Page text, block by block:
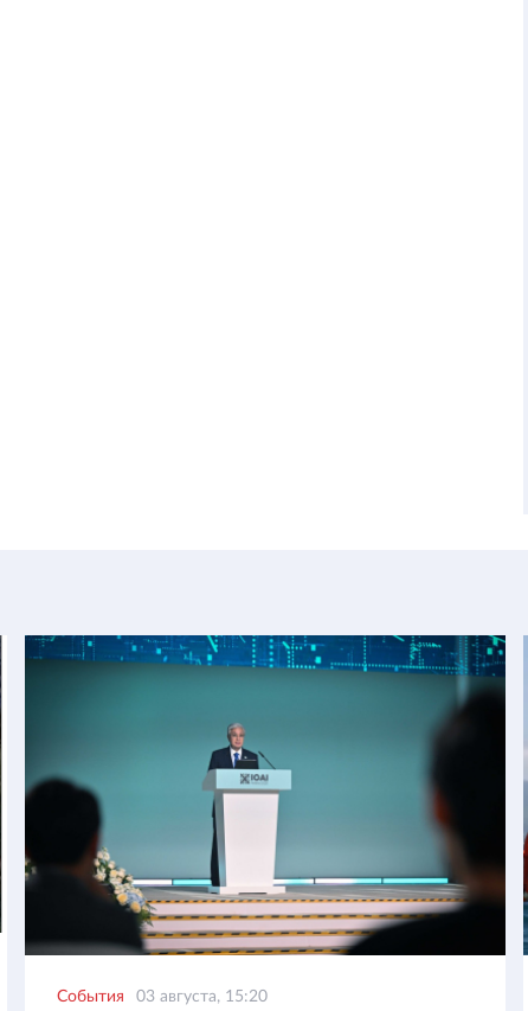
События 03 августа, 15:20